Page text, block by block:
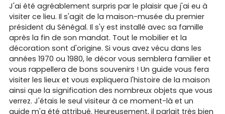
J'ai été agréablement surpris par le plaisir que j'ai eu à
visiter ce lieu. Il s'agit de la maison-musée du premier
président du Sénégal. Il s'y est installé avec sa famille
après la fin de son mandat. Tout le mobilier et la
décoration sont d'origine. Si vous avez vécu dans les
années 1970 ou 1980, le décor vous semblera familier et
vous rappellera de bons souvenirs ! Un guide vous fera
visiter les lieux et vous expliquera l'histoire de la maison
ainsi que la signification des nombreux objets que vous
verrez. J'étais le seul visiteur à ce moment-là et un
guide m'a été attribué. Heureusement, il parlait très bien